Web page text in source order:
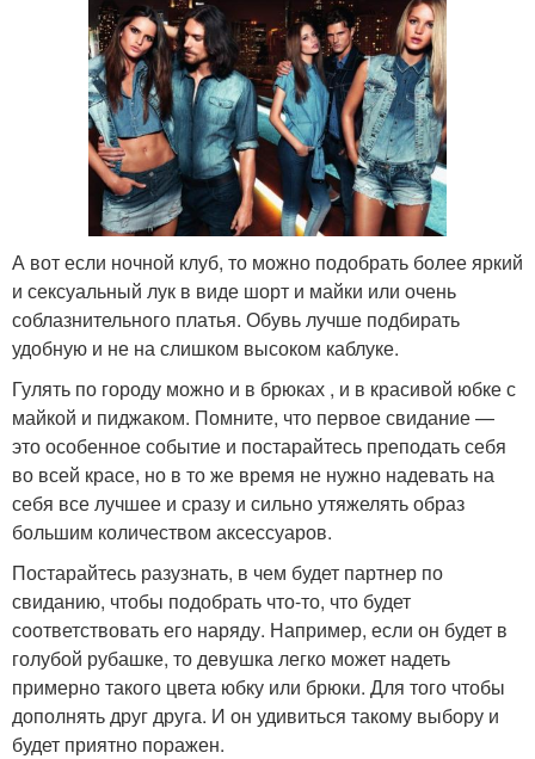
А вот если ночной клуб, то можно подобрать более яркий
и сексуальный лук в виде шорт и майки или очень
соблазнительного платья. Обувь лучше подбирать
удобную и не на слишком высоком каблуке.
Гулять по городу можно и в брюках , и в красивой юбке с
майкой и пиджаком. Помните, что первое свидание —
это особенное событие и постарайтесь преподать себя
во всей красе, но в то же время не нужно надевать на
себя все лучшее и сразу и сильно утяжелять образ
большим количеством аксессуаров.
Постарайтесь разузнать, в чем будет партнер по
свиданию, чтобы подобрать что-то, что будет
соответствовать его наряду. Например, если он будет в
голубой рубашке, то девушка легко может надеть
примерно такого цвета юбку или брюки. Для того чтобы
дополнять друг друга. И он удивиться такому выбору и
будет приятно поражен.